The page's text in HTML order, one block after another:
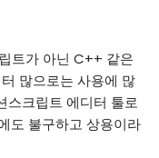
트가 아닌 C++ 같은
많으로는 사용에 많
스크립트 에디터 툴로
도 불구하고 상용이라